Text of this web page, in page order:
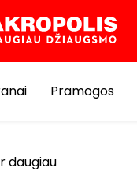
Pramogos
daugiau